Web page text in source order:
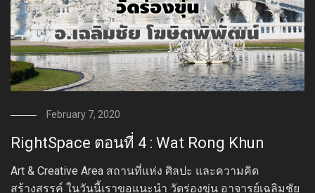
February 7, 2020
RightSpace ตอนที่ 4 : Wat Rong Khun
Art & Creative Area สถานที่แห่ง ศิลปะ และความคิด
สร้างสรรค์ ในวันนี้เราขอแนะนำ วัดร่องขุ่น อาจารย์เฉลิมชัย